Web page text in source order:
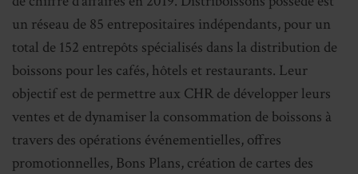
un réseau de 85 entrepositaires indépendants, pour un
total de 152 entrepôts spécialisés dans la distribution de
boissons pour les cafés, hôtels et restaurants. Leur
objectif est de permettre aux CHR de développer leurs
ventes et de dynamiser la consommation de boissons à
travers des opérations événementielles, offres
promotionnelles, Bons Plans, création de cartes des